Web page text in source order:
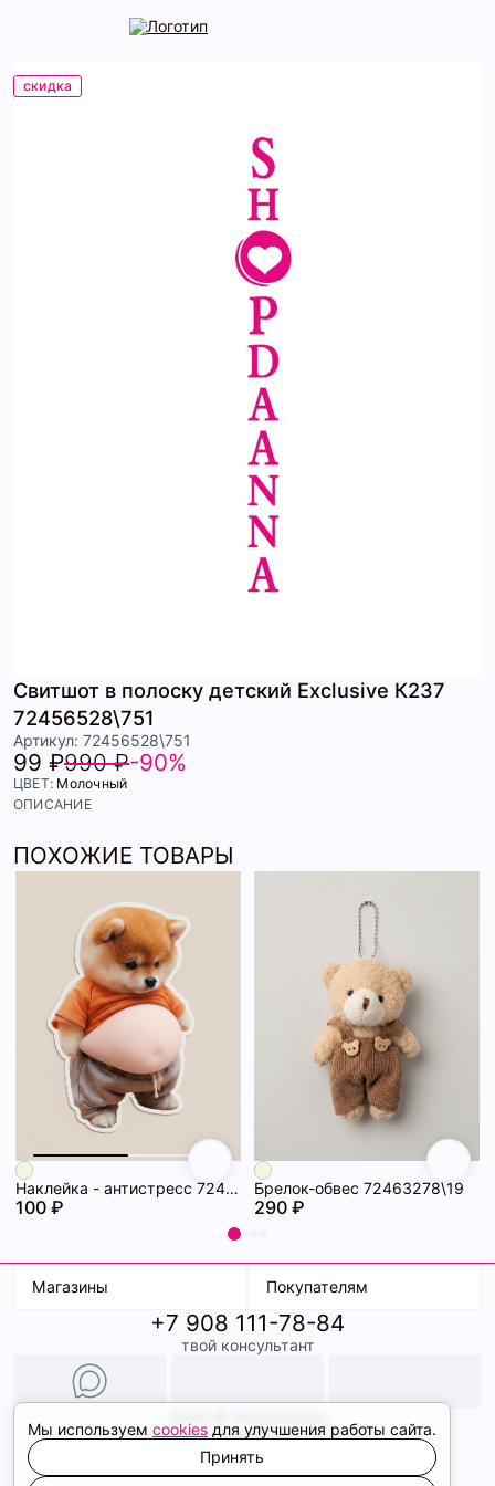
скидка
Свитшот в полоску детский Exclusive К237
72456528\751
Артикул: 72456528\751
99 ₽990 ₽-90%
ЦВЕТ: Молочный
ОПИСАНИЕ
ПОХОЖИЕ ТОВАРЫ
Наклейка - антистресс 72463286\19
100 ₽
Брелок-обвес 72463278\19
290 ₽
Магазины
ТК Терминал
ТРК Континент
Покупателям
Доставка
Условия оплаты
Образы
+7 908 111-78-84
твой консультант
Политика конфиденциальности
Соглашение cookie
Сайт создали
Мы используем cookies для улучшения работы сайта.
Принять